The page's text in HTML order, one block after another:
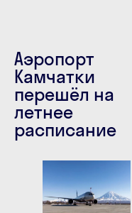
Аэропорт
Камчатки
перешёл на
летнее
расписание